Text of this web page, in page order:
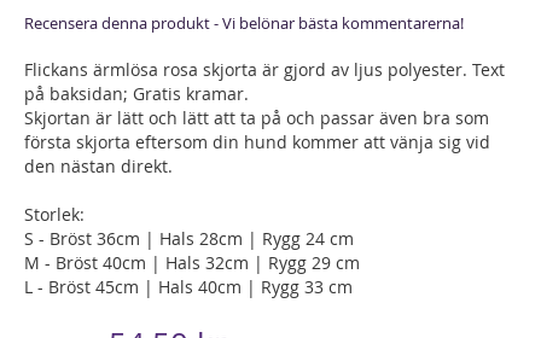
Recensera denna produkt - Vi belönar bästa kommentarerna!
Flickans ärmlösa rosa skjorta är gjord av ljus polyester. Text
på baksidan; Gratis kramar.
Skjortan är lätt och lätt att ta på och passar även bra som
första skjorta eftersom din hund kommer att vänja sig vid
den nästan direkt.
Storlek:
S - Bröst 36cm | Hals 28cm | Rygg 24 cm
M - Bröst 40cm | Hals 32cm | Rygg 29 cm
L - Bröst 45cm | Hals 40cm | Rygg 33 cm